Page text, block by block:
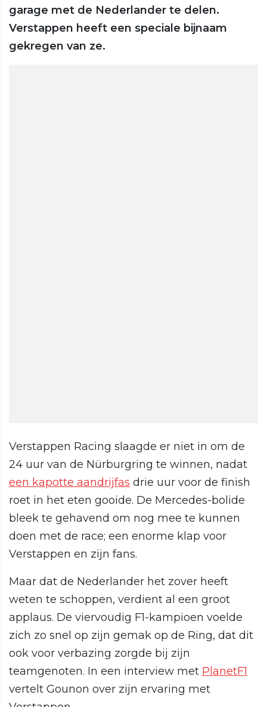
garage met de Nederlander te delen.
Verstappen heeft een speciale bijnaam
gekregen van ze.
Verstappen Racing slaagde er niet in om de
24 uur van de Nürburgring te winnen, nadat
een kapotte aandrijfas drie uur voor de finish
roet in het eten gooide. De Mercedes-bolide
bleek te gehavend om nog mee te kunnen
doen met de race; een enorme klap voor
Verstappen en zijn fans.
Maar dat de Nederlander het zover heeft
weten te schoppen, verdient al een groot
applaus. De viervoudig F1-kampioen voelde
zich zo snel op zijn gemak op de Ring, dat dit
ook voor verbazing zorgde bij zijn
teamgenoten. In een interview met PlanetF1
vertelt Gounon over zijn ervaring met